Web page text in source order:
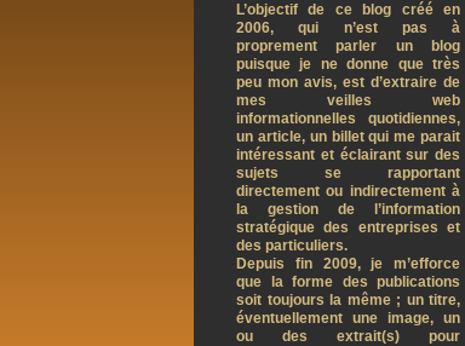
L’objectif de ce blog créé en
2006, qui n’est pas à
proprement parler un blog
puisque je ne donne que très
peu mon avis, est d’extraire de
mes veilles web
informationnelles quotidiennes,
un article, un billet qui me parait
intéressant et éclairant sur des
sujets se rapportant
directement ou indirectement à
la gestion de l’information
stratégique des entreprises et
des particuliers.
Depuis fin 2009, je m’efforce
que la forme des publications
soit toujours la même ; un titre,
éventuellement une image, un
ou des extrait(s) pour